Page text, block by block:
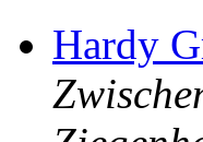
Hardy